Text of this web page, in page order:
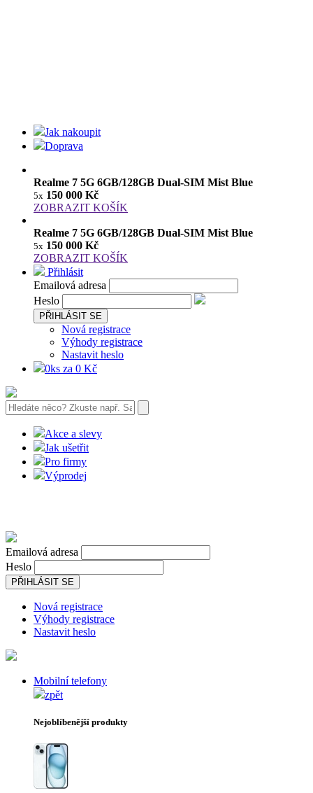
Jak nakoupit
Doprava
Realme 7 5G 6GB/128GB Dual-SIM Mist Blue
5x 150 000 Kč
ZOBRAZIT KOŠÍK
Realme 7 5G 6GB/128GB Dual-SIM Mist Blue
5x 150 000 Kč
ZOBRAZIT KOŠÍK
Přihlásit
Emailová adresa
Heslo
PŘIHLÁSIT SE
Nová registrace
Výhody registrace
Nastavit heslo
0ks za 0 Kč
Akce a slevy
Jak ušetřit
Pro firmy
Výprodej
Emailová adresa
Heslo
PŘIHLÁSIT SE
Nová registrace
Výhody registrace
Nastavit heslo
Mobilní telefony
zpět
Nejoblíbenější produkty